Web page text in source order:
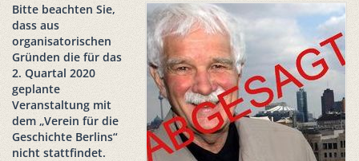
Bitte beachten Sie,
dass aus
organisatorischen
Gründen die für das
2. Quartal 2020
geplante
Veranstaltung mit
dem „Verein für die
Geschichte Berlins“
nicht stattfindet.